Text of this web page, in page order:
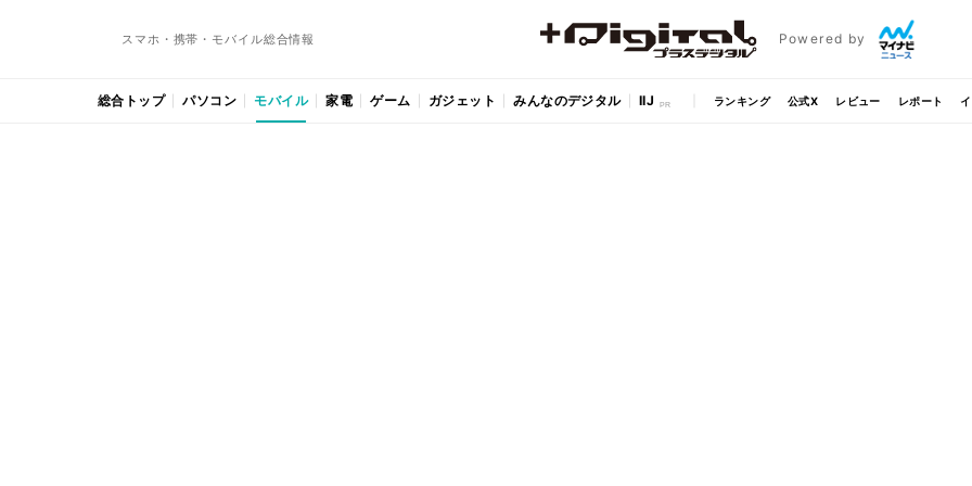
スマホ・携帯・モバイル総合情報 Powered by
総合トップ パソコン モバイル 家電 ゲーム ガジェット みんなのデジタル IIJ ランキング 公式X レビュー レポート